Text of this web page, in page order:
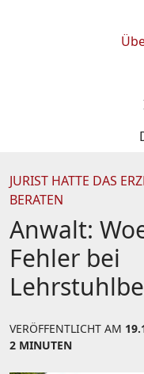
JURIST HATTE DAS
BERATEN
Anwalt:
Fehler bei
VERÖFFENTLICHT AM
2 MINUTEN